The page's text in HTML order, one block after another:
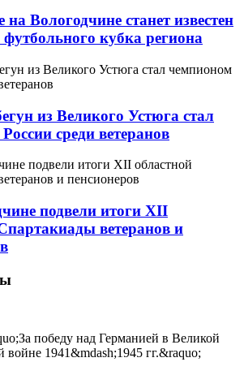
Вологодчине станет известен
футбольного кубка региона
из Великого Устюга стал
среди ветеранов
подвели итоги XII
ветеранов и